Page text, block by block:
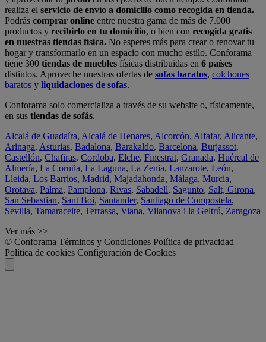
realiza el servicio de envío a domicilio como recogida en tienda.
Podrás comprar online entre nuestra gama de más de 7.000
productos y recibirlo en tu domicilio, o bien con recogida gratis
en nuestras tiendas física. No esperes más para crear o renovar tu
hogar y transformarlo en un espacio con mucho estilo. Conforama
tiene 300 tiendas de muebles físicas distribuidas en 6 países
distintos. Aproveche nuestras ofertas de sofas baratos, colchones
baratos y liquidaciones de sofas.
Conforama solo comercializa a través de su website o, físicamente,
en sus tiendas de sofás.
Alcalá de Guadaíra, Alcalá de Henares, Alcorcón, Alfafar, Alicante,
Arinaga, Asturias, Badalona, Barakaldo, Barcelona, Burjassot,
Castellón, Chafiras, Cordoba, Elche, Finestrat, Granada, Huércal de
Almería, La Coruña, La Laguna, La Zenia, Lanzarote, León,
Lleida, Los Barrios, Madrid, Majadahonda, Málaga, Murcia,
Orotava, Palma, Pamplona, Rivas, Sabadell, Sagunto, Salt, Girona,
San Sebastian, Sant Boi, Santander, Santiago de Compostela,
Sevilla, Tamaraceite, Terrassa, Viana, Vilanova i la Geltrú, Zaragoza
Ver más >>
© Conforama Términos y Condiciones Política de privacidad
Política de cookies Configuración de Cookies